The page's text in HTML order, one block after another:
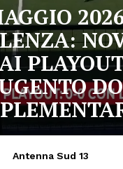
Antenna Sud 13